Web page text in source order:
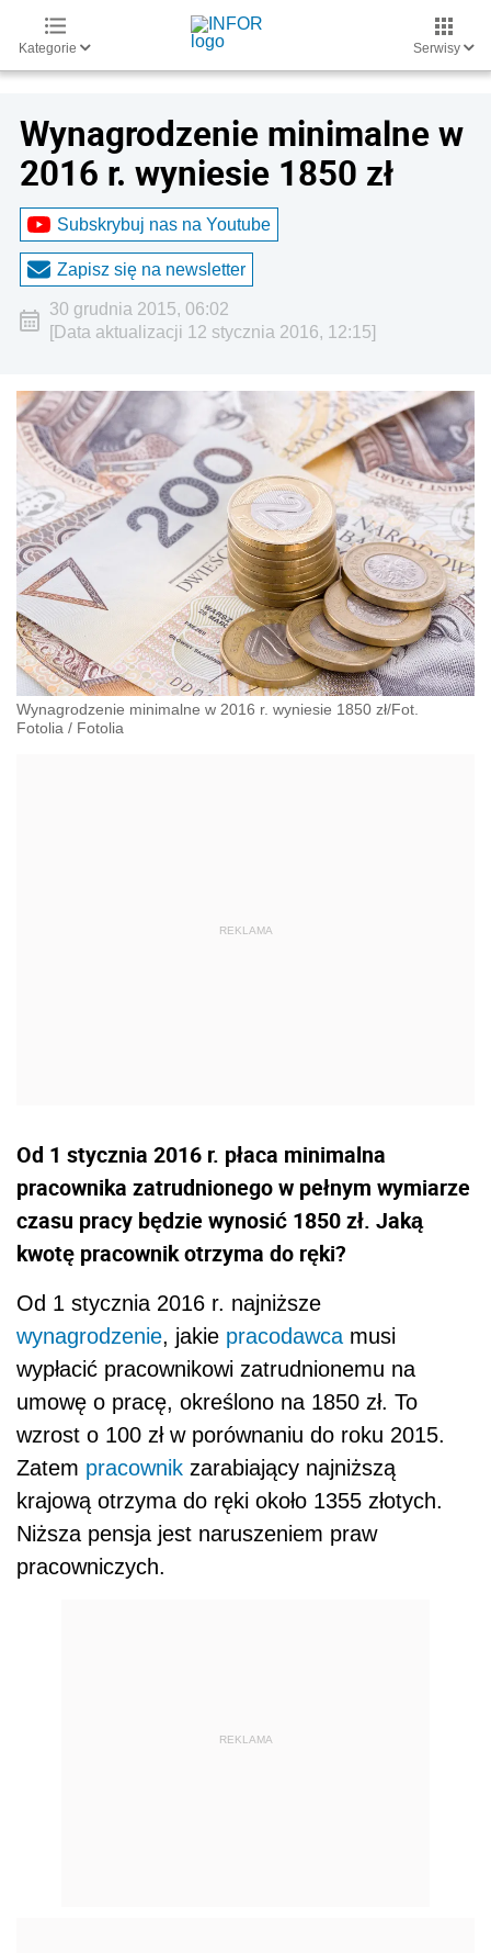
Kategorie Serwisy
Wynagrodzenie minimalne w
2016 r. wyniesie 1850 zł
Subskrybuj nas na Youtube
Zapisz się na newsletter
30 grudnia 2015, 06:02
[Data aktualizacji 12 stycznia 2016, 12:15]
Wynagrodzenie minimalne w 2016 r. wyniesie 1850 zł/Fot.
Fotolia / Fotolia
Od 1 stycznia 2016 r. płaca minimalna
pracownika zatrudnionego w pełnym wymiarze
czasu pracy będzie wynosić 1850 zł. Jaką
kwotę pracownik otrzyma do ręki?
Od 1 stycznia 2016 r. najniższe
wynagrodzenie, jakie pracodawcamusi
wypłacić pracownikowi zatrudnionemu na
umowę o pracę, określono na 1850 zł. To
wzrost o 100 zł w porównaniu do roku 2015.
Zatem pracownik zarabiający najniższą
krajową otrzyma do ręki około 1355 złotych.
Niższa pensja jest naruszeniem praw
pracowniczych.
REKLAMA